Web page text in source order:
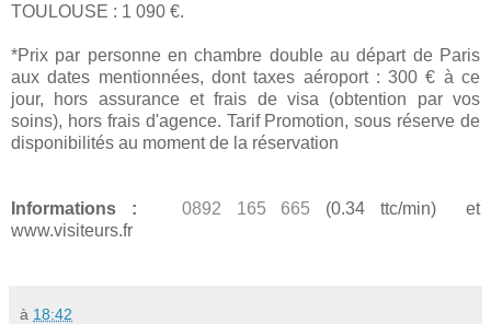
TOULOUSE : 1 090 €.
*Prix par personne en chambre double au départ de Paris
aux dates mentionnées, dont taxes aéroport : 300 € à ce
jour, hors assurance et frais de visa (obtention par vos
soins), hors frais d'agence. Tarif Promotion, sous réserve de
disponibilités au moment de la réservation
Informations : 0892 165 665 (0.34 ttc/min) et
www.visiteurs.fr
à 18:42